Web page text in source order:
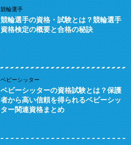
競輪選手
競輪選手の資格・試験とは？競輪選手
資格検定の概要と合格の秘訣
ベビーシッター
ベビーシッターの資格試験とは？保護
者から高い信頼を得られるベビーシッ
ター関連資格まとめ